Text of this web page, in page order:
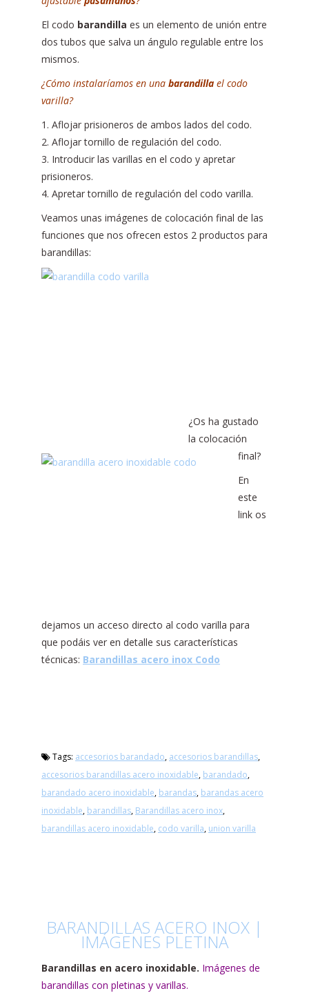
El codo barandilla es un elemento de unión entre
dos tubos que salva un ángulo regulable entre los
mismos.
¿Cómo instalaríamos en una barandilla el codo
varilla?
1. Aflojar prisioneros de ambos lados del codo.
2. Aflojar tornillo de regulación del codo.
3. Introducir las varillas en el codo y apretar
prisioneros.
4. Apretar tornillo de regulación del codo varilla.
Veamos unas imágenes de colocación final de las
funciones que nos ofrecen estos 2 productos para
barandillas:
¿Os ha gustado
la colocación
final?
En
este
link os
dejamos un acceso directo al codo varilla para
que podáis ver en detalle sus características
técnicas: Barandillas acero inox Codo
Tags: accesorios barandado, accesorios barandillas,
accesorios barandillas acero inoxidable, barandado,
barandado acero inoxidable, barandas, barandas acero
inoxidable, barandillas, Barandillas acero inox,
barandillas acero inoxidable, codo varilla, union varilla
BARANDILLAS ACERO INOX |
IMÁGENES PLETINA
Barandillas en acero inoxidable. Imágenes de
barandillas con pletinas y varillas.